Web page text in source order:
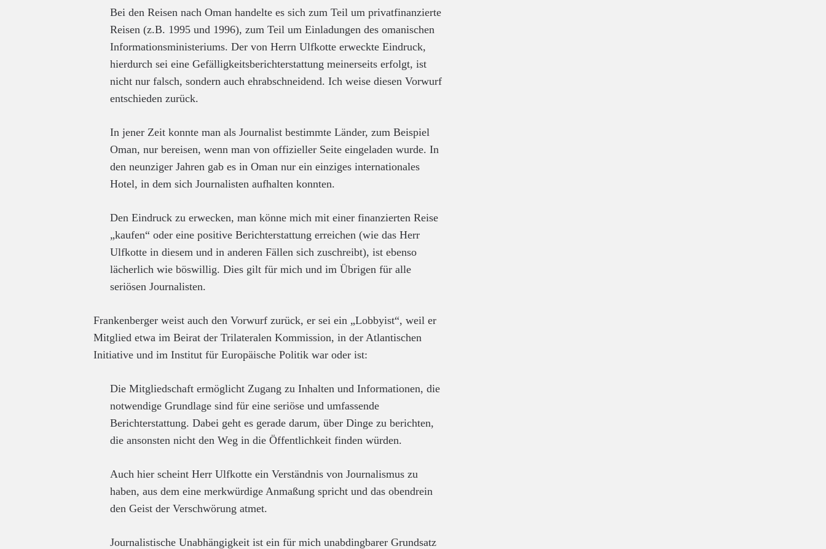
Bei den Reisen nach Oman handelte es sich zum Teil um privatfinanzierte
Reisen (z.B. 1995 und 1996), zum Teil um Einladungen des omanischen
Informationsministeriums. Der von Herrn Ulfkotte erweckte Eindruck,
hierdurch sei eine Gefälligkeitsberichterstattung meinerseits erfolgt, ist
nicht nur falsch, sondern auch ehrabschneidend. Ich weise diesen Vorwurf
entschieden zurück.
In jener Zeit konnte man als Journalist bestimmte Länder, zum Beispiel
Oman, nur bereisen, wenn man von offizieller Seite eingeladen wurde. In
den neunziger Jahren gab es in Oman nur ein einziges internationales
Hotel, in dem sich Journalisten aufhalten konnten.
Den Eindruck zu erwecken, man könne mich mit einer finanzierten Reise
„kaufen“ oder eine positive Berichterstattung erreichen (wie das Herr
Ulfkotte in diesem und in anderen Fällen sich zuschreibt), ist ebenso
lächerlich wie böswillig. Dies gilt für mich und im Übrigen für alle
seriösen Journalisten.
Frankenberger weist auch den Vorwurf zurück, er sei ein „Lobbyist“, weil er
Mitglied etwa im Beirat der Trilateralen Kommission, in der Atlantischen
Initiative und im Institut für Europäische Politik war oder ist:
Die Mitgliedschaft ermöglicht Zugang zu Inhalten und Informationen, die
notwendige Grundlage sind für eine seriöse und umfassende
Berichterstattung. Dabei geht es gerade darum, über Dinge zu berichten,
die ansonsten nicht den Weg in die Öffentlichkeit finden würden.
Auch hier scheint Herr Ulfkotte ein Verständnis von Journalismus zu
haben, aus dem eine merkwürdige Anmaßung spricht und das obendrein
den Geist der Verschwörung atmet.
Journalistische Unabhängigkeit ist ein für mich unabdingbarer Grundsatz